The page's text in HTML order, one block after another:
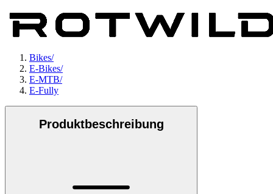
Bikes/
E-Bikes/
E-MTB/
E-Fully
Produktbeschreibung